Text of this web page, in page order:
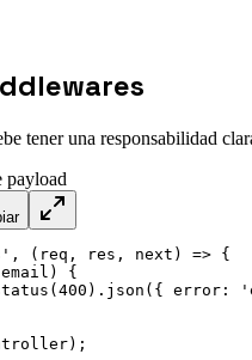
tener una responsabilidad
payload
, ( req , res , next ) => {
email )
{
( 400 ) . json ( { error :
) ;